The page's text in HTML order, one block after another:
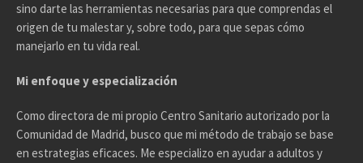
sino darte las herramientas necesarias para que comprendas el
origen de tu malestar y, sobre todo, para que sepas cómo
manejarlo en tu vida real.
Mi enfoque y especialización
Como directora de mi propio Centro Sanitario autorizado por la
Comunidad de Madrid, busco que mi método de trabajo se base
en estrategias eficaces. Me especializo en ayudar a adultos y